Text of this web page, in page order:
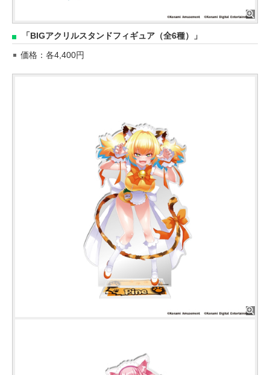
「BIGアクリルスタンドフィギュア（全6種）」
価格：各4,400円